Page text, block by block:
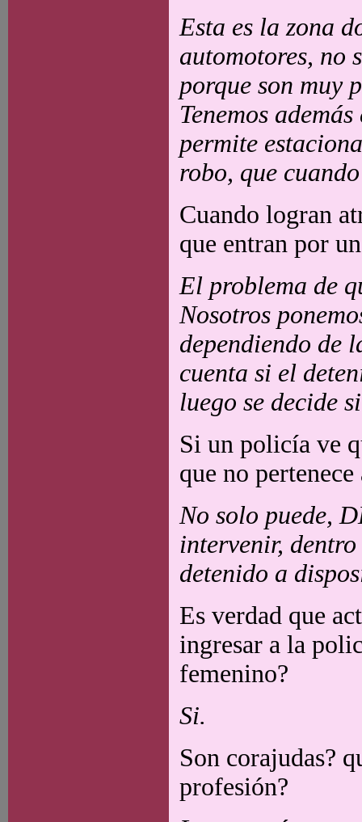
Esta es la zona
automotores, no
porque son muy
Tenemos
permite
robo, que
Cuando logran
que entran por
El problema de
Nosotros
dependiendo de
cuenta si el
luego se decide
Si un policía ve
que no
No solo puede,
intervenir,
detenido a
Es verdad que
ingresar a la
femenino?
Si.
Son corajudas?
profesión?